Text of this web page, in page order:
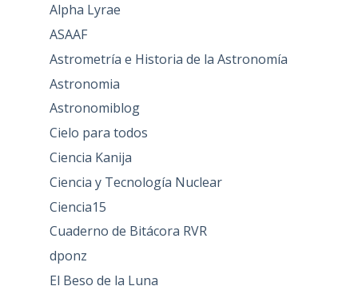
Alpha Lyrae
ASAAF
Astrometría e Historia de la Astronomía
Astronomia
Astronomiblog
Cielo para todos
Ciencia Kanija
Ciencia y Tecnología Nuclear
Ciencia15
Cuaderno de Bitácora RVR
dponz
El Beso de la Luna